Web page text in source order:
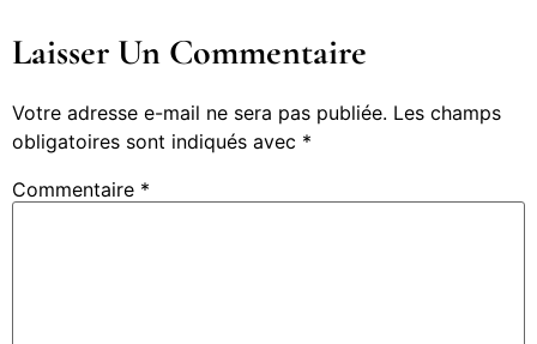
Laisser Un Commentaire
Votre adresse e-mail ne sera pas publiée. Les champs
obligatoires sont indiqués avec *
Commentaire *